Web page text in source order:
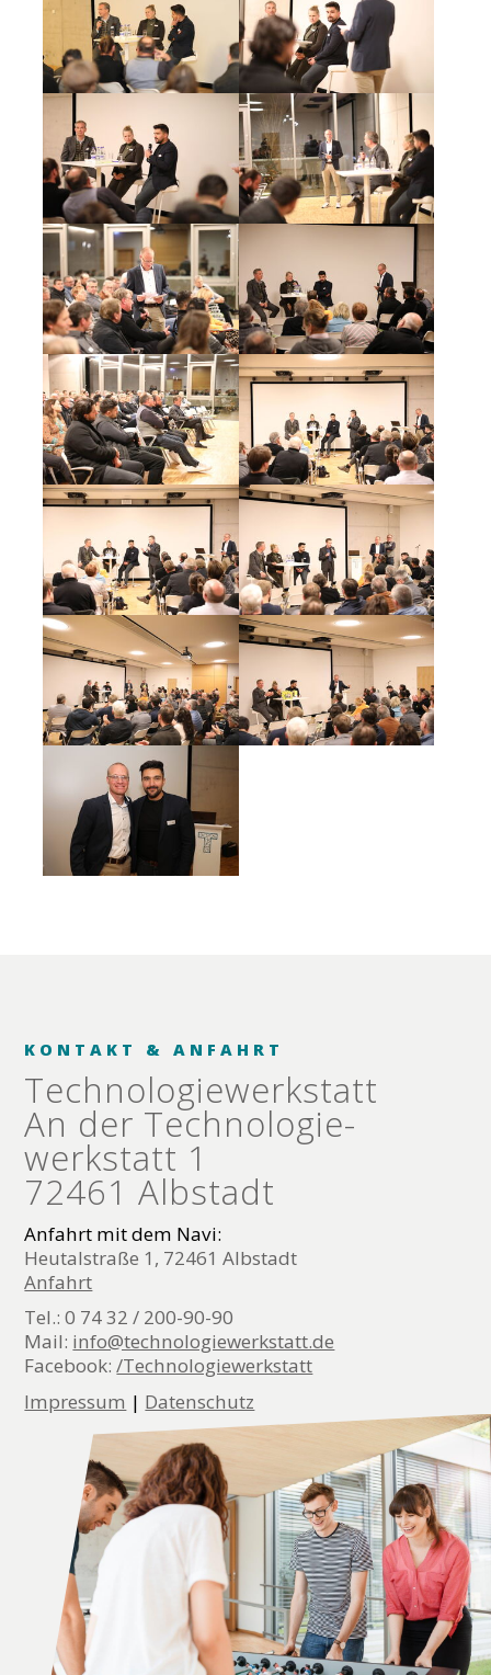
KONTAKT & ANFAHRT
Technologie­werkstatt
An der Technologie­
werkstatt 1
72461 Albstadt
Anfahrt mit dem Navi:
Heutalstraße 1, 72461 Albstadt
Anfahrt
Tel.: 0 74 32 / 200-90-90
Mail: info@technologiewerkstatt.de
Facebook:/Technologiewerkstatt
Impressum | Datenschutz